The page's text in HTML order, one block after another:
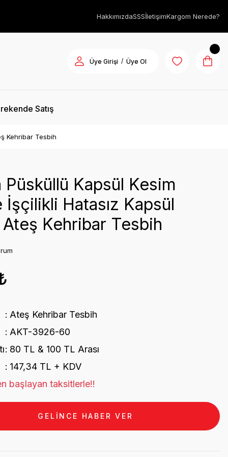
HakkımızdaSSSİletişimKargom Nerede?
Üye Girişi / Üye Ol
Satış
Kehribar Tesbih
Püsküllü Kapsül Kesim
İşçilikli Hatasız Kapsül
Kehribar Tesbih
Ateş Kehribar Tesbih
AKT-3926-60
80 TL & 100 TL Arası
147,34 TL + KDV
başlayan taksitlerle!!
GELİNCE HABER VER